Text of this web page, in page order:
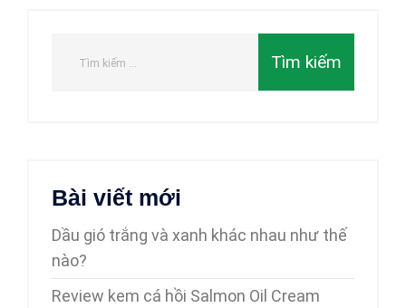
Bài viết mới
Dầu gió trắng và xanh khác nhau như thế
nào?
Review kem cá hồi Salmon Oil Cream